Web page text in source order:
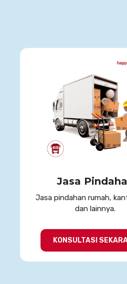
Jasa
Jasa pindahan rumah,
dan lainnya.
KONSULTASI